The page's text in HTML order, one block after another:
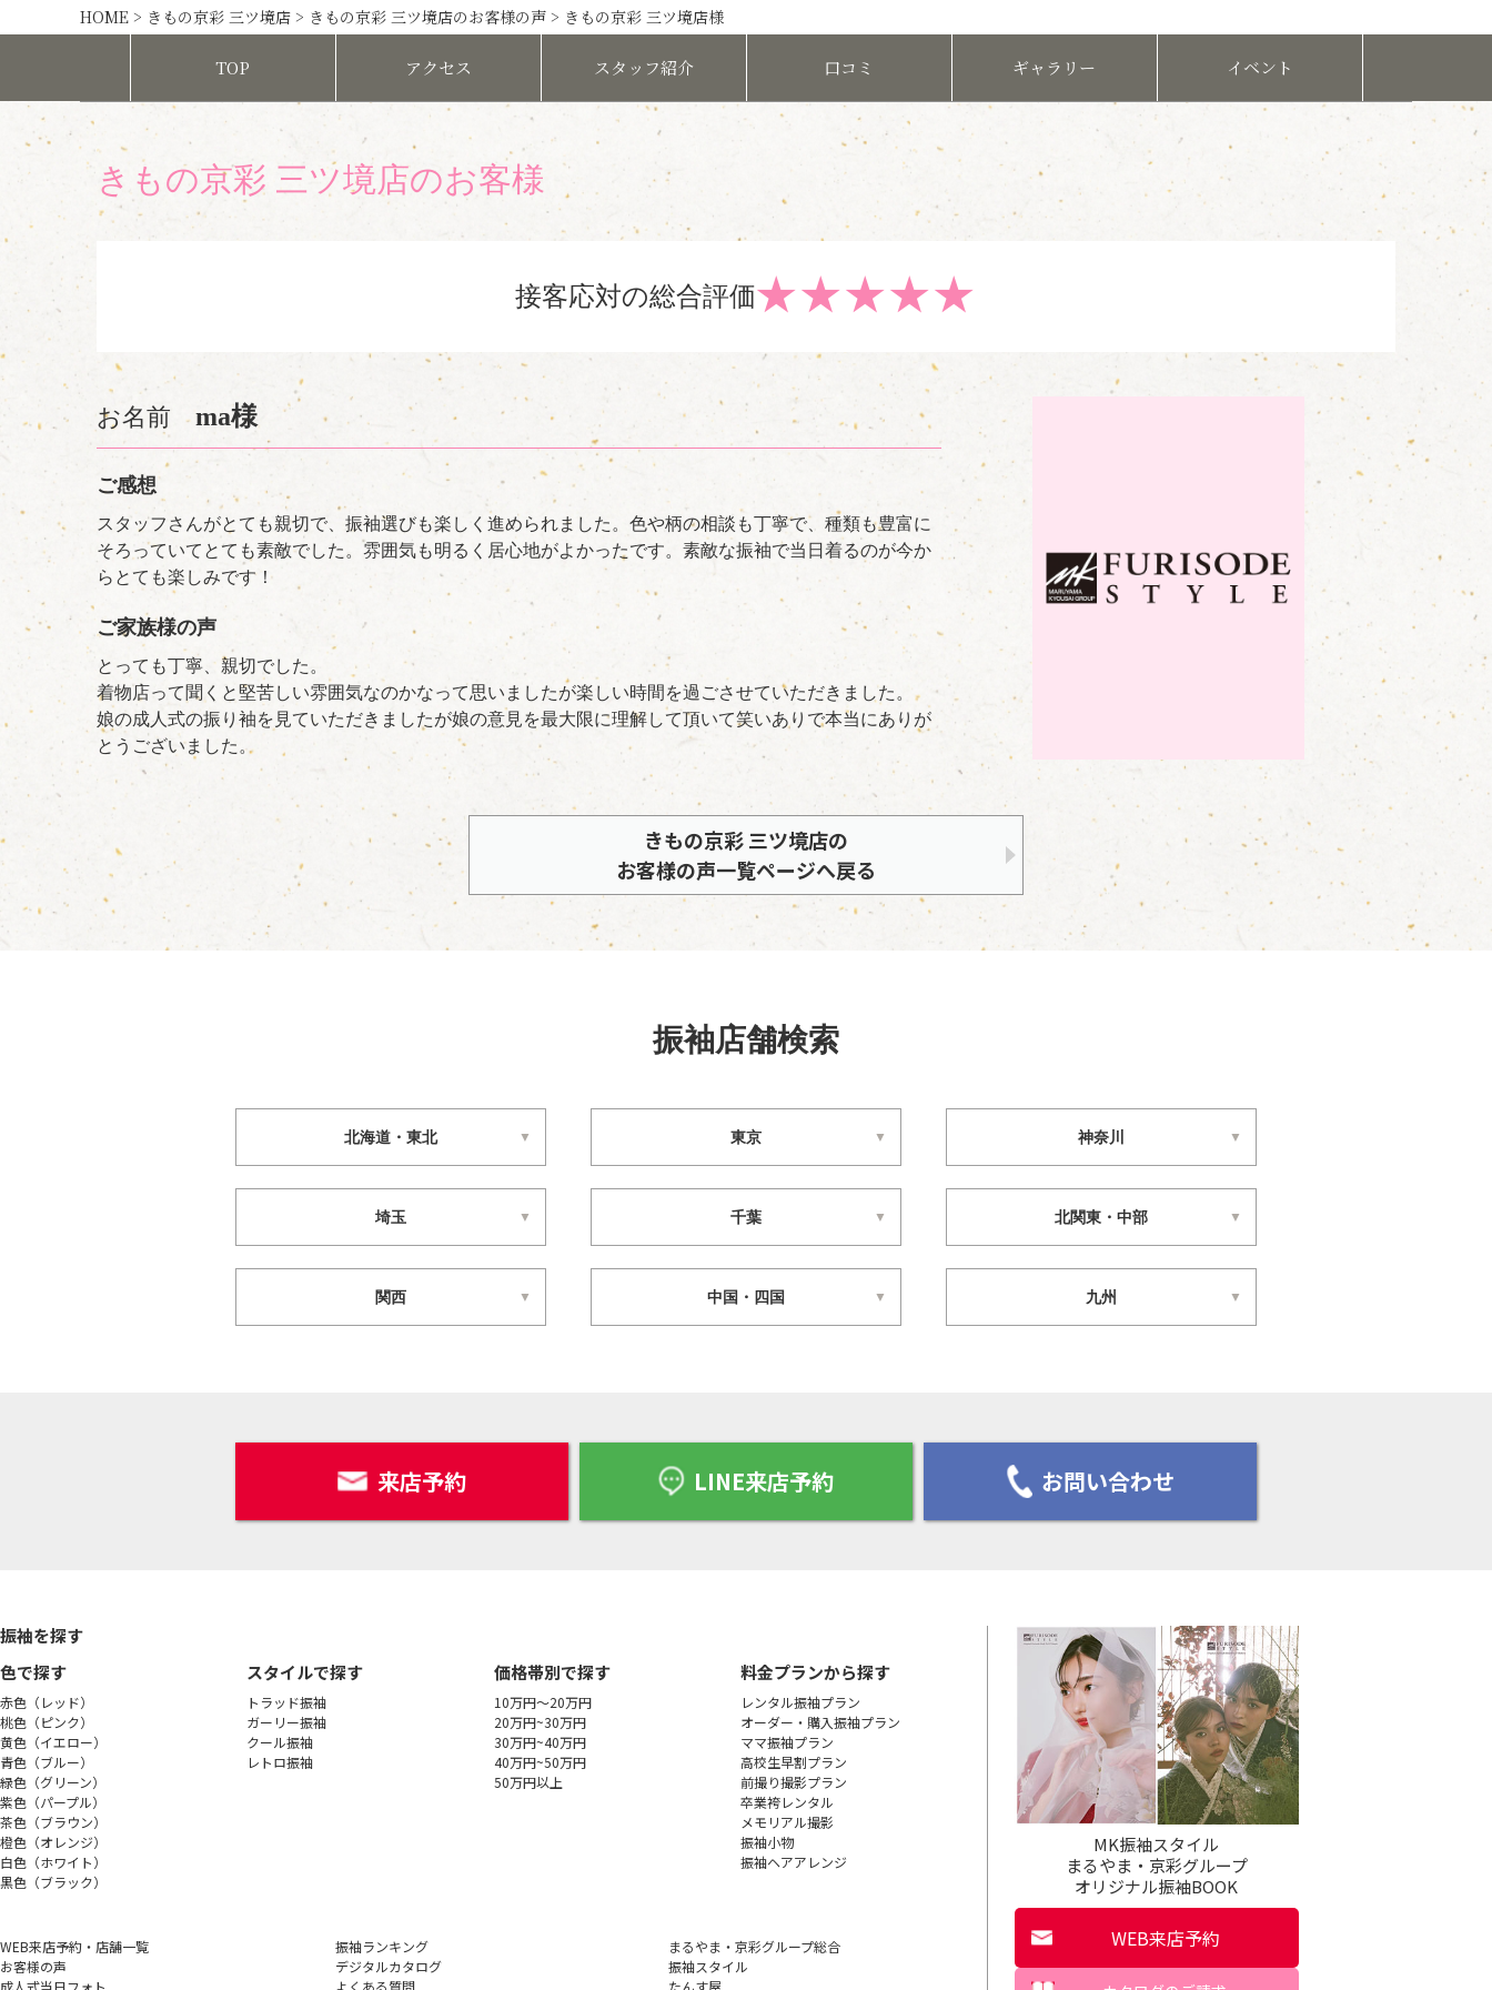
HOME > きもの京彩 三ツ境店 > きもの京彩 三ツ境店のお客様の声 > きもの京彩 三ツ境店様
TOP アクセス スタッフ紹介 口コミ ギャラリー イベント
きもの京彩 三ツ境店のお客様
接客応対の総合評価 ★
★
★
★
★
お名前 ma様
ご感想
スタッフさんがとても親切で、振袖選びも楽しく進められました。色や柄の相談も丁寧で、種類も豊富に
そろっていてとても素敵でした。雰囲気も明るく居心地がよかったです。素敵な振袖で当日着るのが今か
らとても楽しみです！
ご家族様の声
とっても丁寧、親切でした。
着物店って聞くと堅苦しい雰囲気なのかなって思いましたが楽しい時間を過ごさせていただきました。
娘の成人式の振り袖を見ていただきましたが娘の意見を最大限に理解して頂いて笑いありで本当にありが
とうございました。
きもの京彩 三ツ境店の
お客様の声一覧ページへ戻る
振袖店舗検索
北海道・東北 東京 神奈川
埼玉 千葉 北関東・中部
関西 中国・四国 九州
来店予約 LINE来店予約 お問い合わせ
振袖を探す
色で探す
赤色（レッド）
桃色（ピンク）
黄色（イエロー）
青色（ブルー）
緑色（グリーン）
紫色（パープル）
茶色（ブラウン）
橙色（オレンジ）
白色（ホワイト）
黒色（ブラック）
スタイルで探す
トラッド振袖
ガーリー振袖
クール振袖
レトロ振袖
価格帯別で探す
10万円～20万円
20万円~30万円
30万円~40万円
40万円~50万円
50万円以上
料金プランから探す
レンタル振袖プラン
オーダー・購入振袖プラン
ママ振袖プラン
高校生早割プラン
前撮り撮影プラン
卒業袴レンタル
メモリアル撮影
振袖小物
振袖ヘアアレンジ
WEB来店予約・店舗一覧
お客様の声
成人式当日フォト
振袖ランキング
デジタルカタログ
よくある質問
まるやま・京彩グループ総合
振袖スタイル
たんす屋
MK振袖スタイル
まるやま・京彩グループ
オリジナル振袖BOOK
WEB来店予約